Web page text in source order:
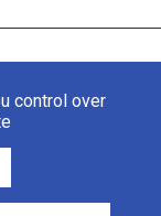
control over